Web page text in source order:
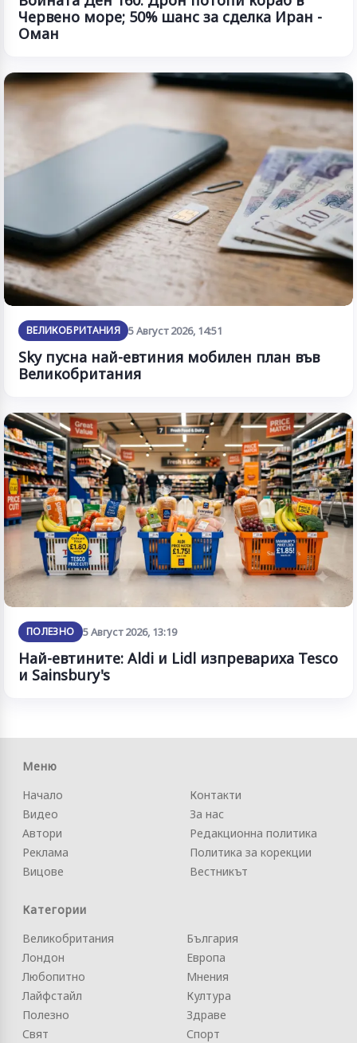
Червено море; 50% шанс за сделка Иран -
Оман
ВЕЛИКОБРИТАНИЯ 5 Август 2026, 14:51
Sky пусна най-евтиния мобилен план във
Великобритания
ПОЛЕЗНО 5 Август 2026, 13:19
Най-евтините: Aldi и Lidl изпревариха Tesco
и Sainsbury's
Меню
Начало
Видео
Автори
Реклама
Вицове
Контакти
За нас
Редакционна политика
Политика за корекции
Вестникът
Категории
Великобритания
Лондон
Любопитно
Лайфстайл
Полезно
Свят
България
Европа
Мнения
Култура
Здраве
Спорт